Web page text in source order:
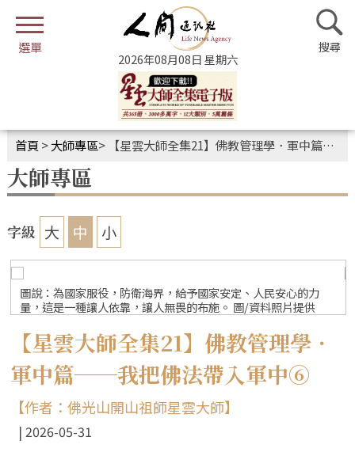
2026年08月08日 星期六
首頁 >大師專區> 【星雲大師全集21】佛教管理學．軍中篇──我把佛法帶入軍中⑥
大師專區
字級 大 中 小
圖說：為國家服役，防衛海界，給予國家安定、人民安心的力
量，這是一種讓人依靠，讓人無畏的布施。 圖/資料照片提供
【星雲大師全集21】佛教管理學．
軍中篇──我把佛法帶入軍中⑥
【作者：佛光山開山祖師星雲大師】
2026-05-31